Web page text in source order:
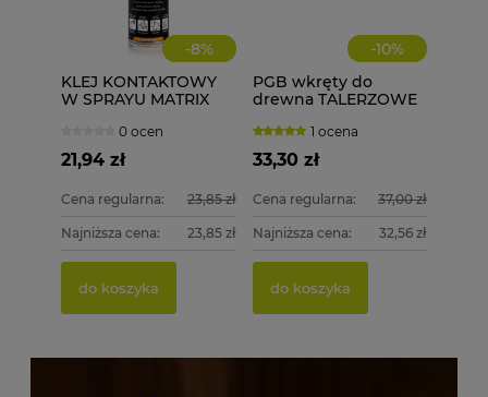
-8%
KLEJ KONTAKTOWY
W SPRAYU MATRIX
LAMINATÓW MDF
PCV OBRZEŻA
0 ocen
21,94 zł
Cena regularna: 23,85 zł
Najniższa cena: 23,85 zł
do koszyka
-10%
PGB wkręty do
drewna TALERZOWE
szt. + BIT1 ocena
33,30 zł
Cena regularna: 37,00 zł
Najniższa cena: 32,56 zł
do koszyka